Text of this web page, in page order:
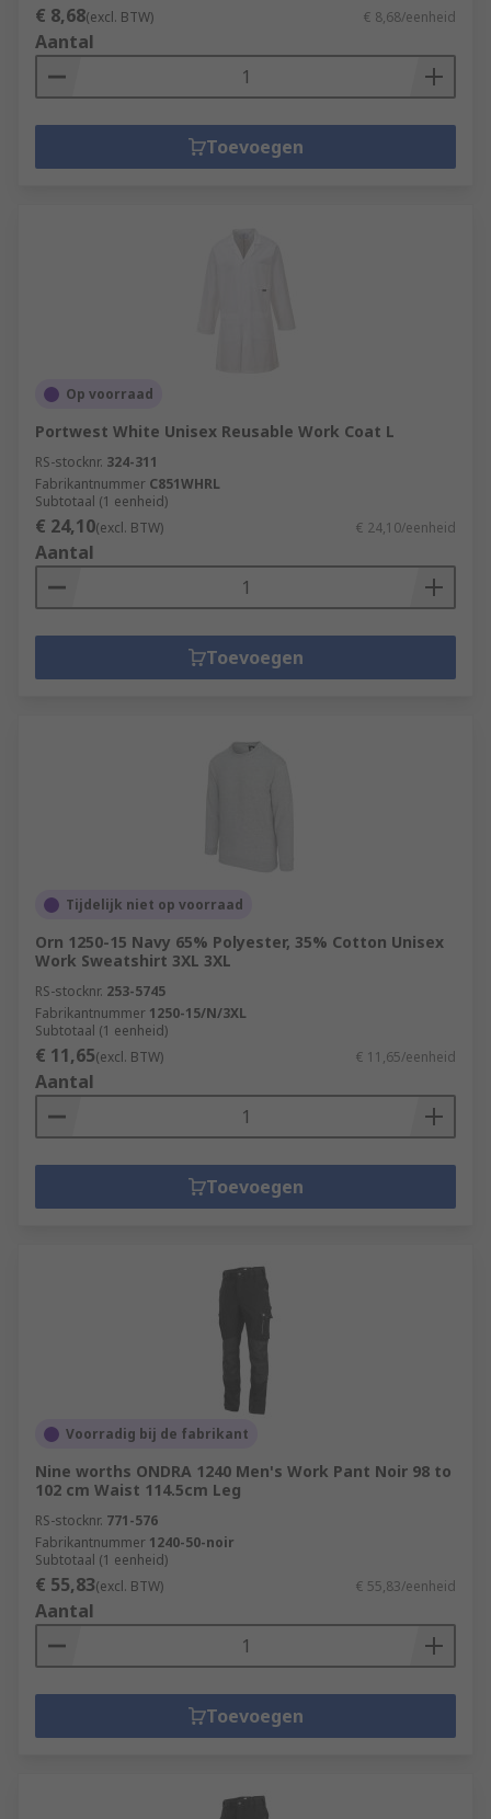
€ 8,68(excl. BTW) € 8,68/eenheid
Aantal
Toevoegen
Op voorraad
Portwest White Unisex Reusable Work Coat L
RS-stocknr. 324-311
Fabrikantnummer C851WHRL
Subtotaal (1 eenheid)
€ 24,10(excl. BTW) € 24,10/eenheid
Aantal
Toevoegen
Tijdelijk niet op voorraad
Orn 1250-15 Navy 65% Polyester, 35% Cotton Unisex
Work Sweatshirt 3XL 3XL
RS-stocknr. 253-5745
Fabrikantnummer 1250-15/N/3XL
Subtotaal (1 eenheid)
€ 11,65(excl. BTW) € 11,65/eenheid
Aantal
Toevoegen
Voorradig bij de fabrikant
Nine worths ONDRA 1240 Men's Work Pant Noir 98 to
102 cm Waist 114.5cm Leg
RS-stocknr. 771-576
Fabrikantnummer 1240-50-noir
Subtotaal (1 eenheid)
€ 55,83(excl. BTW) € 55,83/eenheid
Aantal
Toevoegen